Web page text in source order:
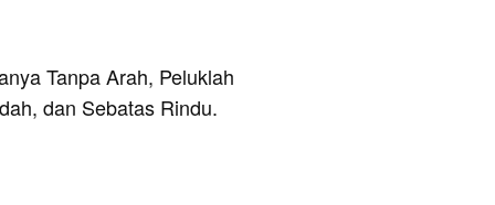
Tanpa Arah, Peluklah
dan Sebatas Rindu.